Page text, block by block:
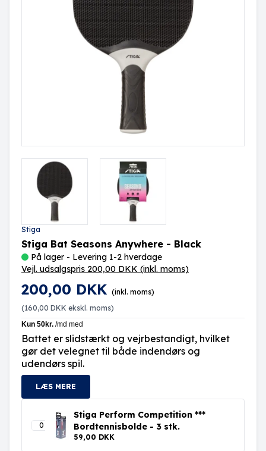
Stiga
Stiga Bat Seasons Anywhere - Black
På lager - Levering 1-2 hverdage
Vejl. udsalgspris 200,00 DKK (inkl. moms)
200,00 DKK (inkl. moms)
(160,00 DKK ekskl. moms)
Battet er slidstærkt og vejrbestandigt, hvilket
gør det velegnet til både indendørs og
udendørs spil.
LÆS MERE
Stiga Perform Competition ***
Bordtennisbolde - 3 stk.
59,00 DKK